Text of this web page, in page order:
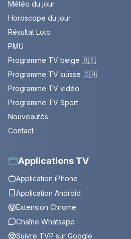
Météo du jour
Horoscope du jour
Résultat Loto
PMU
Programme TV belge 🇧🇪
Programme TV suisse 🇨🇭
Programme TV vidéo
Programme TV Sport
Nouveautés
Contact
Applications TV
Application iPhone
Application Android
Extension Chrome
Chaîne Whatsapp
Suivre TVP sur Google